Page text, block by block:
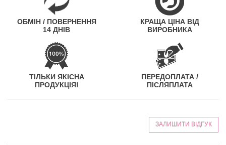
ОБМІН / ПОВЕРНЕННЯ
14 ДНІВ
КРАЩА ЦІНА ВІД
ВИРОБНИКА
ТІЛЬКИ ЯКІСНА
ПРОДУКЦІЯ!
ПЕРЕДОПЛАТА /
ПІСЛЯПЛАТА
ЗАЛИШИТИ ВІДГУК